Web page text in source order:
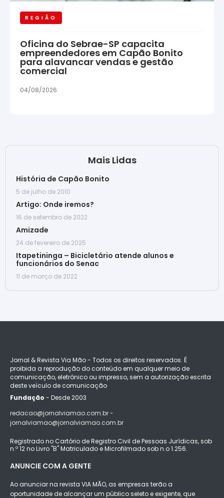
REGIÃO
Oficina do Sebrae-SP capacita
empreendedores em Capão Bonito
para alavancar vendas e gestão
comercial
04/08/2026
Mais Lidas
História de Capão Bonito
5 de julho de 2010
Artigo: Onde iremos?
16 de setembro de 2022
Amizade
24 de fevereiro de 2025
Itapetininga – Bicicletário atende alunos e
funcionários do Senac
11 de março de 2022
Jornal & Revista Via Mão - Todos os direitos reservados. É
proibida a reprodução do conteúdo em qualquer meio de
comunicação, eletrônico ou impresso, sem a autorização escrita
deste veículo de comunicação
Fundação - Desde 2003
redacao@jornalviamao.com.br -
jornalviamao@jornalviamao.com.br
Registrado no Cartório de Registro Civil de Pessoas Jurídicas, sob
n.º 12 no Livro "B" Matriculado e Microfilmado sob n.o 1.256.
ANUNCIE COM A GENTE
Ao anunciar na revista VIA MÃO, as empresas terão a
oportunidade de alcançar um público seleto e exigente, que